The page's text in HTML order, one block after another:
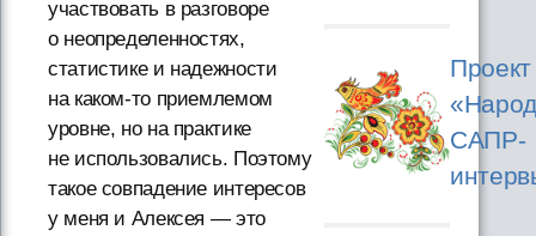
участвовать в разговоре
о неопределенностях,
статистике и надежности
на каком-то приемлемом
уровне, но на практике
не использовались. Поэтому
такое совпадение интересов
у меня и Алексея — это
Проект
САПР-